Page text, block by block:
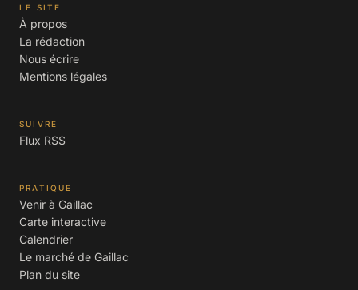
LE SITE
À propos
La rédaction
Nous écrire
Mentions légales
SUIVRE
Flux RSS
PRATIQUE
Venir à Gaillac
Carte interactive
Calendrier
Le marché de Gaillac
Plan du site